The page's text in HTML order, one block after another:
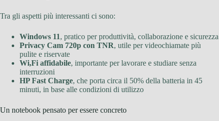
Tra gli aspetti più interessanti ci sono:
Windows 11, pratico per produttività, collaborazione e sicurezza
Privacy Cam 720p con TNR, utile per videochiamate più
pulite e riservate
Wi,Fi affidabile, importante per lavorare e studiare senza
interruzioni
HP Fast Charge, che porta circa il 50% della batteria in 45
minuti, in base alle condizioni di utilizzo
Un notebook pensato per essere concreto